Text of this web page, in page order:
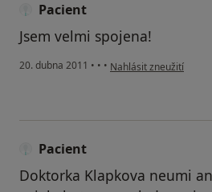
Pacient
Jsem velmi spojena!
20. dubna 2011 • • • podle názoru uživatele
Nahlásit zneužití
Pacient
Doktorka Klapkova neumi